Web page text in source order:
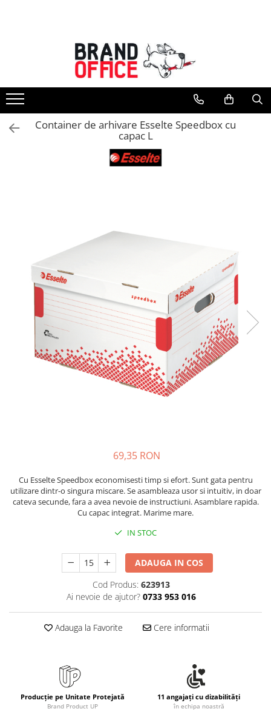
Unitate Protejata - PRODUCTIE
Hartie copiator si produse
tipografice
Produse consumabile din hartie
Detergenti si dezinfectanti
Saci menajeri (Unitate Protejata)
Birotica si papetarie
Hartie si articole din hartie
Bibliorafturi, caiete mecanice,
separatoare
Capsatoare, capse si perforatoare
Caiete si blocnotesuri
Dosare, folii protectie si mape
Accesorii diverse pentru birou
Etichetare si ambalare
Stilouri
Seturi de scris Premium
Instrumente de scris eco
Creioane mecanice si grafit
Markere diverse
Carioci si creioane colorate
Rezerve instrumente scris
Foarfece pentru birou
Curatenie si igiena
Container de arhivare Esselte Speedbox cu
capac L
69,35 RON
Cu Esselte Speedbox economisesti timp si efort. Sunt gata pentru
utilizare dintr-o singura miscare. Se asambleaza usor si intuitiv, in doar
cateva secunde, fara a avea nevoie de instructiuni. Asamblare rapida.
Cu capac integrat. Marime mare.
IN STOC
ADAUGA IN COS
Cod Produs: 623913
Ai nevoie de ajutor? 0733 953 016
Adauga la Favorite Cere informatii
Producție pe Unitate Protejată
Brand Product UP
11 angajați cu dizabilități
în echipa noastră